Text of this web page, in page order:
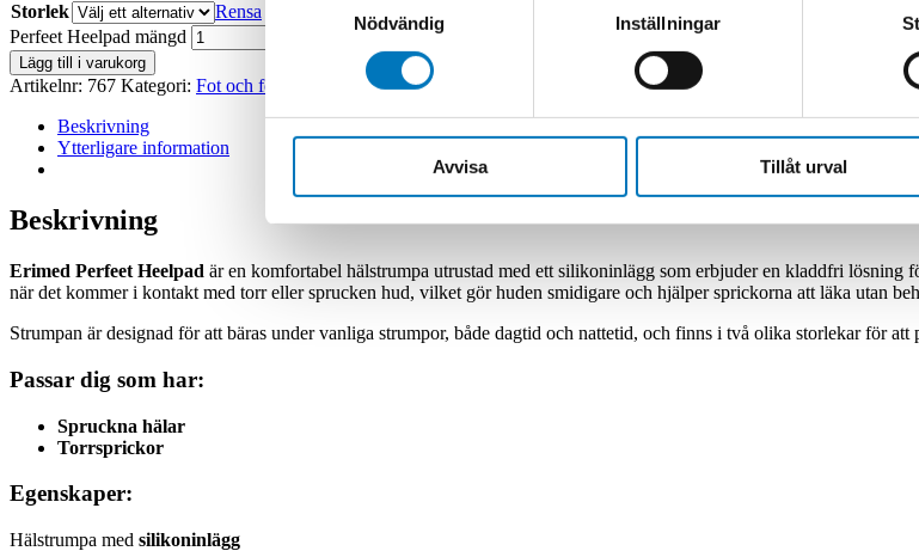
Nödvändig
Inställningar
Avvisa Tillåt urval
Storlek
Rensa
Perfeet Heelpad mängd
Lägg till i varukorg
Artikelnr: 767 Kategori: Fot och fotled Varumärke:Erimed
Beskrivning
Ytterligare information
Beskrivning
Erimed Perfeet Heelpad är en komfortabel hälstrumpa utrustad med ett silikoninlägg som erbjuder en kladdfri
när det kommer i kontakt med torr eller sprucken hud, vilket gör huden smidigare och hjälper sprickorna att läka utan
Strumpan är designad för att bäras under vanliga strumpor, både dagtid och nattetid, och finns i två olika storlekar för att
Passar dig som har:
Spruckna hälar
Torrsprickor
Egenskaper:
Hälstrumpa med silikoninlägg